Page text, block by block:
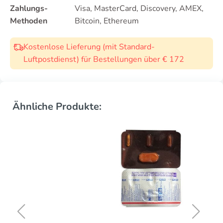
Zahlungs-
Methoden
Visa, MasterCard, Discovery, AMEX,
Bitcoin, Ethereum
Kostenlose Lieferung (mit Standard-
Luftpostdienst) für Bestellungen über € 172
Ähnliche Produkte: